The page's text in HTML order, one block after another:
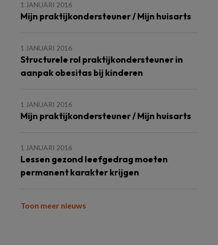
1 JANUARI 2016
Mijn praktijkondersteuner / Mijn huisarts
1 JANUARI 2016
Structurele rol praktijkondersteuner in
aanpak obesitas bij kinderen
1 JANUARI 2016
Mijn praktijkondersteuner / Mijn huisarts
1 JANUARI 2016
Lessen gezond leefgedrag moeten
permanent karakter krijgen
Toon meer nieuws